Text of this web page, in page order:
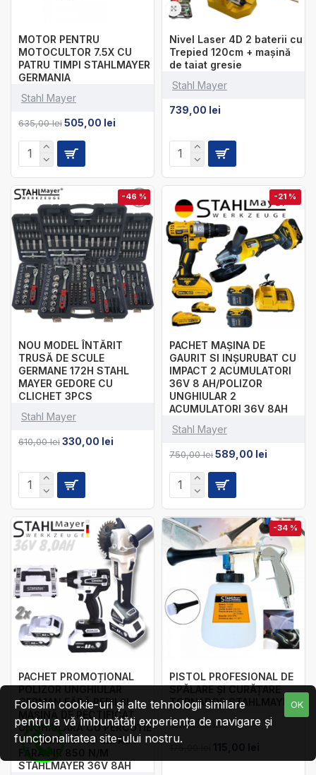
Stahl Mayer
MOTOR PENTRU
MOTOCULTOR 7.5X CU
PATRU TIMPI STAHLMAYER
GERMANIA
635,00 lei505,00 lei
Stahl Mayer
Nivel Laser 4D 2 baterii cu
Trepied 120cm + maşină
de taiat gresie
739,00 lei
-46 %
Stahl Mayer
NOU MODEL ÎNTĂRIT
TRUSĂ DE SCULE
GERMANE 172H STAHL
MAYER GEDORE CU
CLICHET 3PCS
610,00 lei330,00 lei
-21 %
Stahl Mayer
PACHET MAȘINA DE
GAURIT SI INȘURUBAT CU
IMPACT 2 ACUMULATORI
36V 8 AH/POLIZOR
UNGHIULAR 2
ACUMULATORI 36V 8AH
750,00 lei589,00 lei
PACHET PROMOȚIONAL
POLIZOR UNGHIULAR
GERMAN FĂRĂ PERII ȘI
MAȘINĂ DE RECTIFICAT
UNGHIULARĂ CU PERCUȚIE
COMBINATĂ CU IMPACT
FĂRĂ FIR 850 N/M
STAHLMAYER 36V 8AH
-34 %
Stahl Mayer
PISTOL PROFESIONAL DE
SPĂLARE ȘI CURĂȚARE
TORNADOR STAHLMAYEROK
Folosim cookie-uri și alte tehnologii similare
pentru a vă îmbunătăți experiența de navigare și
funcționalitatea site-ului nostru.